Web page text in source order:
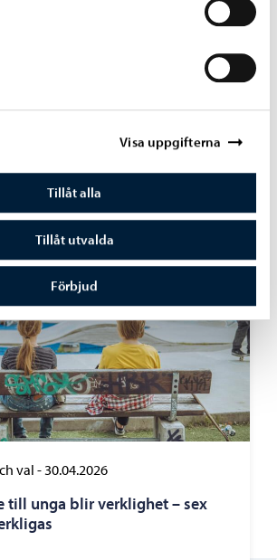
Visa uppgifterna
Tillåt alla
Tillåt utvalda
Förbjud
val- 30.04.2026
till unga blir verklighet – sex